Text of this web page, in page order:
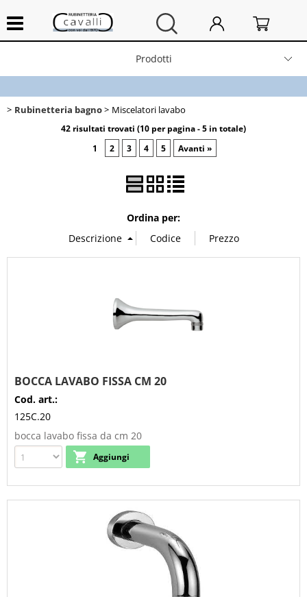
Chi siamo
Prodotti
News
Rubinetteria bagno Miscelatori lavabo
42 risultati trovati (10 per pagina - 5 in totale)
1
2 3 4 5 Avanti »
Ordina per:
BOCCA LAVABO FISSA CM 20
Cod. art.:
125C.20
bocca lavabo fissa da cm 20